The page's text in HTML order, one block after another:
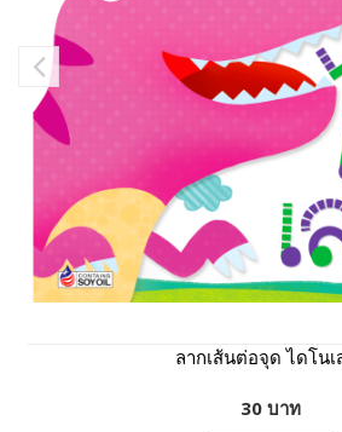
ลากเส้นต่อจุด ไดโนเ
30 บาท